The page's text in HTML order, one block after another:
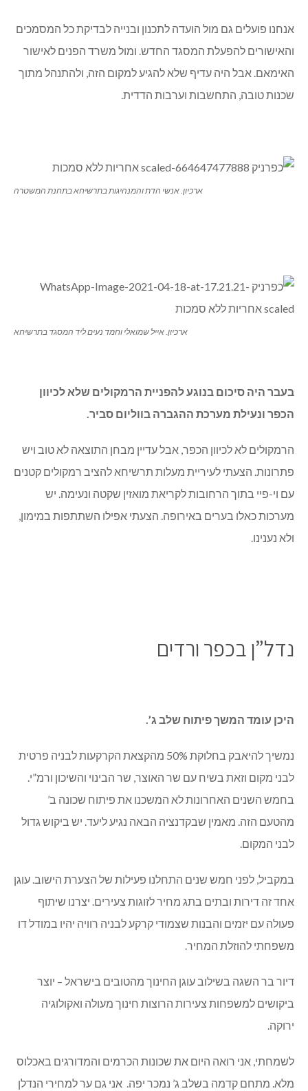
אנחנו פועלים גם מול הועדה לתכנון ובנייה לבדיקת כל המסמכים
והאישורים להפעלת המסגד החדש. ומול משרד הפנים לאישור
האימאם. אבל היה עדיף שלא להגיע למקום הזה, ולהתנהל מתוך
שכנות טובה, התחשבות וערבות הדדית.
ארכיון. אנשי הדת והמנהיגות בתרשיחא בתחנת המשטרה
ארכיון. אייל שמואלי וחמד נעים ליד המסגד בתרשיחא
בעבר היה סיכום בנוגע להפניית הרמקולים שלא לכיוון
הכפר ונעילת מערכת ההגברה בווליום סביר.
הרמקולים לא לכיוון הכפר, אבל עדיין מבחן התוצאה לא טוב ויש
פתרונות. הצעתי לעיריית מעלות תרשיחא להציב רמקולים קטנים
עם וי-פיי בתוך הרחובות לקריאת מואזין שקטה ונעימה. יש
מערכות כאלו בערים באירופה. הצעתי אפילו השתתפות במימון,
ולא נענינו.
נדל”ן בכפר ורדים
היכן עומד המשך פיתוח שלב ג’.
נמשיך להיאבק בחלוקת 50% מהקצאת הקרקעות לבניה פרטית
לבני מקום וזאת בשיח עם שר האוצר, שר הבינוי והשיכון ורמ”י.
בחמש השנים האחרונות לא המשכנו את פיתוח שכונה ב’
מהטעם הזה. מאמין שבקדנציה הבאה נגיע ליעד. יש ביקוש גדול
לבני המקום.
במקביל, לפני חמש שנים התחלנו פעילות של הצערת הישוב. עוגן
אחד זה דירות ובתים בתג מחיר לזוגות צעירים. יצרנו שיתוף
פעולה עם יזמים והבנות שצמודי קרקע לבניה רוויה יהיו במודל דו
משפחתי להוזלת המחיר.
דיור בר השגה בשילוב עוגן החינוך מהטובים בישראל – יוצר
ביקושים למשפחות צעירות הרוצות חינוך מעולה ואקולוגיה
ירוקה.
לשמחתי, אני רואה היום את שכונות הכרמים והמדורגים באכלוס
מלא. מתחם קדמה בשלב ג’ נמכר יפה. אני גם ער למחירי הנדלן